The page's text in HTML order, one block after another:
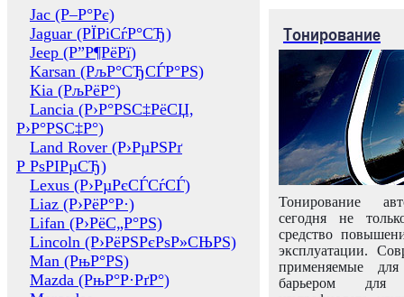
Jac (Р–Р°Рє)
Jaguar (РЇРіСѓР°СЂ)
Jeep (Р”Р¶РёРї)
Karsan (РљР°СЂСЃР°РЅ)
Kia (РљРёР°)
Lancia (Р›Р°РЅС‡РёСЏ,
Р›Р°РЅС‡Р°)
Land Rover (Р›РµРЅРґ
Р РѕРІРµСЂ)
Lexus (Р›РµРєСЃСѓСЃ)
Liaz (Р›РёР°Р·)
Lifan (Р›РёС„Р°РЅ)
Lincoln (Р›РёРЅРєРѕР»СЊРЅ)
Man (РњР°РЅ)
Mazda (РњР°Р·РґР°)
Тонирование
Тонирование
сегодня не
средство
эксплуатации.
применяемые
барьером для